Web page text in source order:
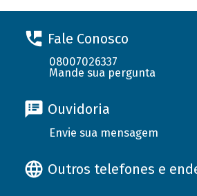
Fale Conosco
08007026337
Mande sua pergunta
Ouvidoria
Envie sua mensagem
Outros telefones e